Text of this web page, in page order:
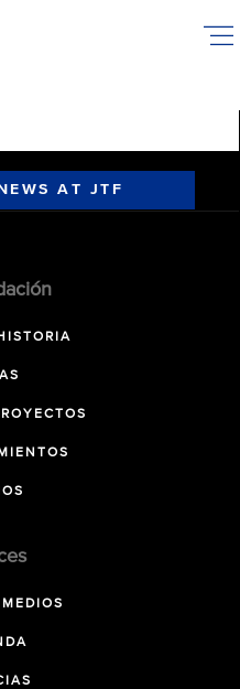
AT JTF